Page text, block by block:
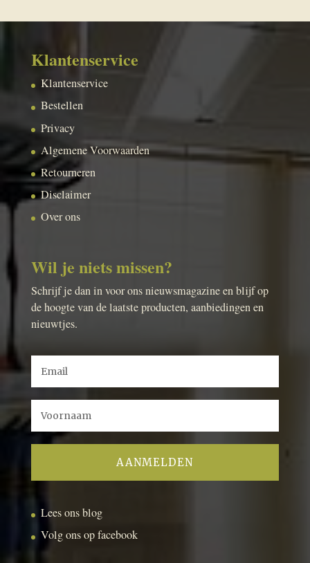
Klantenservice
Klantenservice
Bestellen
Privacy
Algemene Voorwaarden
Retourneren
Disclaimer
Over ons
Wil je niets missen?
Schrijf je dan in voor ons nieuwsmagazine en blijf op
de hoogte van de laatste producten, aanbiedingen en
nieuwtjes.
Lees ons blog
Volg ons op facebook